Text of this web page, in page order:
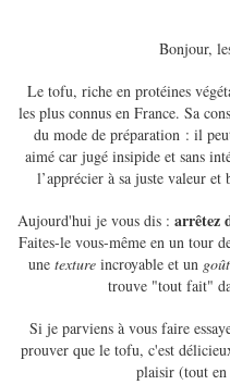
Bonjour,
Le tofu, riche en protéines
les plus connus en France. Sa
du mode de préparation : il
aimé car jugé insipide et sans
l’apprécier à sa juste valeur
Aujourd'hui je vous dis : arrêtez
Faites-le vous-même en un tour
une texture incroyable et un goût
trouve "tout fait"
Si je parviens à vous faire
prouver que le tofu, c'est
plaisir (tout en